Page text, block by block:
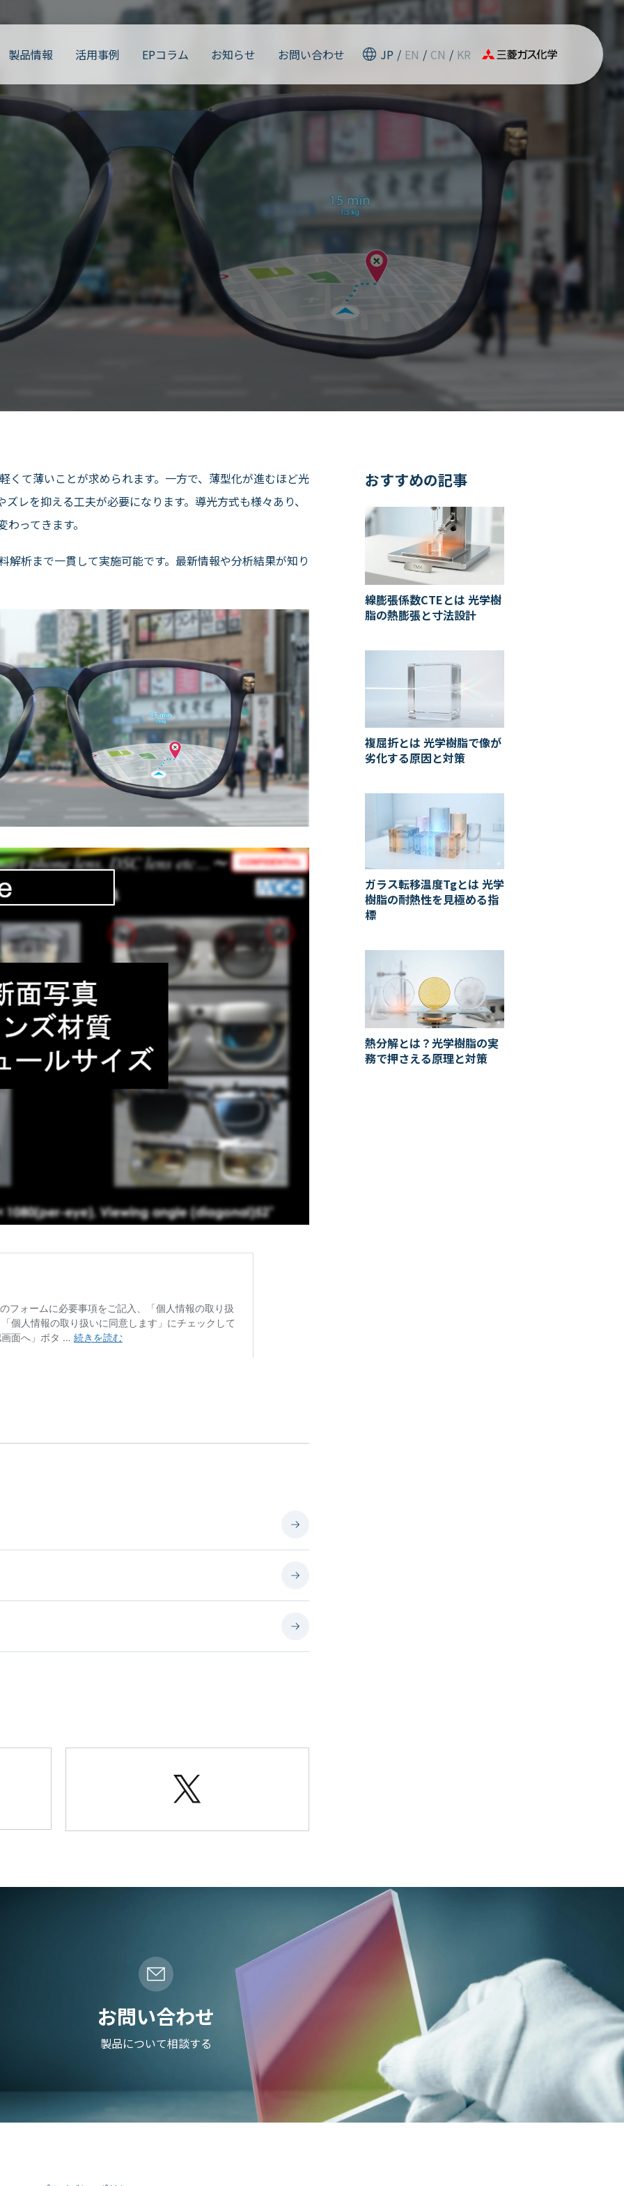
製品情報 活用事例 EPコラム お知らせ お問い合わせ JP / EN / CN / KR
くて薄いことが求められます。一方で、薄型化が進むほど光
レを抑える工夫が必要になります。導光方式も様々あり、
ってきます。
解析まで一貫して実施可能です。最新情報や分析結果が知り
おすすめの記事
線膨張係数CTEとは 光学樹
脂の熱膨張と寸法設計
複屈折とは 光学樹脂で像が
劣化する原因と対策
ガラス転移温度Tgとは 光学
樹脂の耐熱性を見極める指
標
熱分解とは？光学樹脂の実
務で押さえる原理と対策
お問い合わせ
製品について相談する